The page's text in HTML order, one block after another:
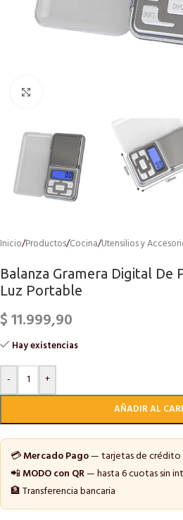
Inicio/Productos/Cocina/Utensilios y
Balanza Gramera Digital De
Luz Portable
$11.999,90
Hay existencias
-
+
AÑADIR AL
💳Mercado Pago— tarjetas de
📲MODO con QR— hasta 6 cuotas sin
🏦 Transferencia bancaria